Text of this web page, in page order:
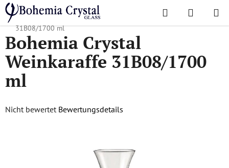
Zum
Inhalt
springen
Suchen
Startseite
/ Karaffen Weinkaraffen
Bohemia Crystal Weinkaraffe
31B08/1700 ml
Bohemia Crystal
Weinkaraffe 31B08/1700
ml
Die
Nicht bewertet Bewertungsdetails